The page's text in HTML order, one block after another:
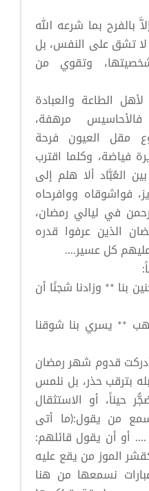
بالفرح بما شرعه الله
لا تشق على النفس، بل
وتقوي من
الطاعة والعبادة
مرهفة،
مقل العيون فرحة
فياضة، وكلما اقترب
العُبَّاد ألا هلم إلى
فواشوقاه ووافرحاه
في ليالي رمضان،
الذين عرفوا قدره
كل عسير....
بنا ** وزادنا شجنًا أن
** يسري بنا شوقنا
قدوم شهر رمضان
بترقب حذر، بل نلمس
حيناً، أو الاستثقال
من يقول:(ما أتى
أو أن يقول قائلهم:
الموز من يقع عليه
نسمعها من هنا